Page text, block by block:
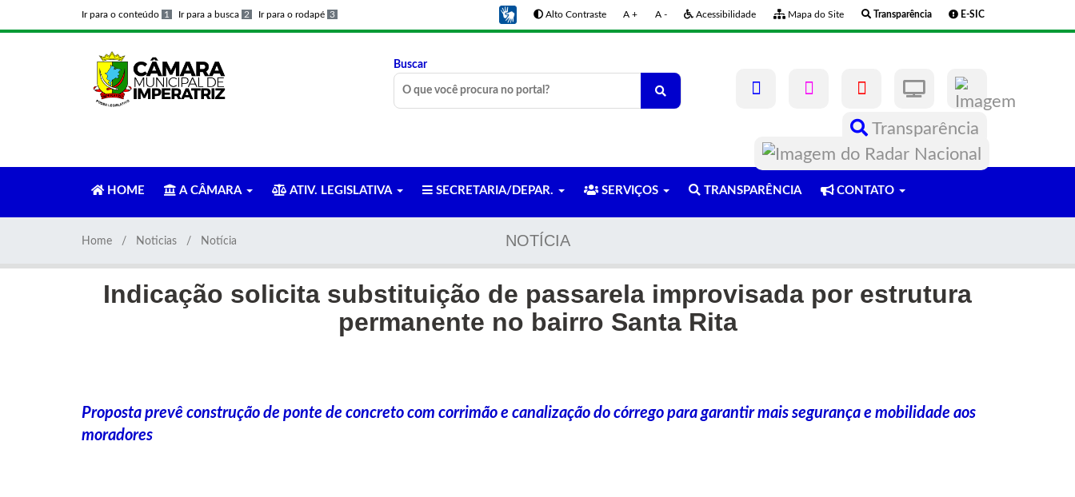
Ir para o conteúdo 1 Ir para a busca 2 Ir para o rodapé 3 Alto Contraste A + A - Acessibilidade Mapa do Site Transparência E-SIC
Buscar
Transparência
HOME A CÂMARA ATIV. LEGISLATIVA SECRETARIA/DEPAR. SERVIÇOS TRANSPARÊNCIA CONTATO
NOTÍCIA
Home Noticias Notícia
Indicação solicita substituição de passarela improvisada por estrutura
permanente no bairro Santa Rita
Proposta prevê construção de ponte de concreto com corrimão e canalização do córrego para garantir mais segurança e mobilidade aos
moradores